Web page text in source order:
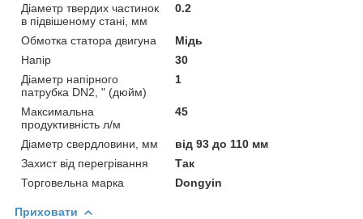
Діаметр твердих частинок
в підвішеному стані, мм
0.2
Обмотка статора двигуна
Мідь
Напір
30
Діаметр напірного
патрубка DN2, " (дюйм)
1
Максимальна
продуктивність л/м
45
Діаметр свердловини, мм
від 93 до 110 мм
Захист від перегрівання
Так
Торговельна марка
Dongyin
Приховати